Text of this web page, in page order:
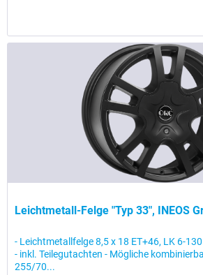
Leichtmetall-Felge "Typ 33", INEOS
- Leichtmetallfelge 8,5 x 18 ET+46, LK 6-
- inkl. Teilegutachten - Mögliche
255/70...